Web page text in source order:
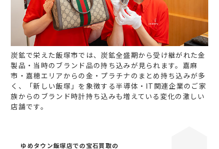
炭鉱で栄えた飯塚市では、炭鉱全盛期から受け継がれた金
製品・当時のブランド品の持ち込みが見られます。嘉麻
市・嘉穂エリアからの金・プラチナのまとめ持ち込みが多
く、「新しい飯塚」を象徴する半導体・IT関連企業のご家
族からのブランド時計持ち込みも増えている変化の激しい
店舗です。
ゆめタウン飯塚店での宝石買取の